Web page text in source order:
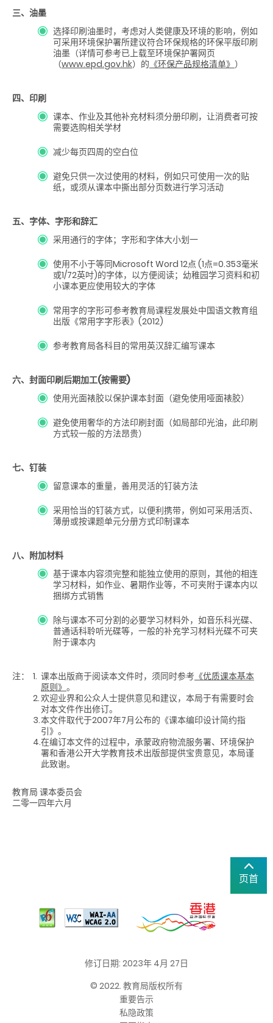
三、油墨
选择印刷油墨时，考虑对人类健康及环境的影响，例如
可采用环境保护署所建议符合环保规格的环保平版印刷
油墨（详情可参考已上载至环境保护署网页
（www.epd.gov.hk）的 《环保产品规格清单》 ）
四、印刷
课本、作业及其他补充材料须分册印刷，让消费者可按
需要选购相关学材
减少每页四周的空白位
避免只供一次过使用的材料，例如只可使用一次的贴
纸，或须从课本中撕出部分页数进行学习活动
五、字体、字形和辞汇
采用通行的字体；字形和字体大小划一
使用不小于等同Microsoft Word 12点 (1点=0.353毫米
或1/72英吋)的字体，以方便阅读；幼稚园学习资料和初
小课本更应使用较大的字体
常用字的字形可参考教育局课程发展处中国语文教育组
出版《常用字字形表》(2012)
参考教育局各科目的常用英汉辞汇编写课本
六、封面印刷后期加工(按需要)
使用光面裱胶以保护课本封面（避免使用哑面裱胶）
避免使用奢华的方法印刷封面（如局部印光油，此印刷
方式较一般的方法昂贵）
七、钉装
留意课本的重量，善用灵活的钉装方法
采用恰当的钉装方式，以便利携带，例如可采用活页、
薄册或按课题单元分册方式印制课本
八、附加材料
基于课本内容须完整和能独立使用的原则，其他的相连
学习材料，如作业、暑期作业等，不可夹附于课本内以
捆绑方式销售
除与课本不可分割的必要学习材料外，如音乐科光碟、
普通话科聆听光碟等，一般的补充学习材料光碟不可夹
附于课本内
注： 1. 课本出版商于阅读本文件时，须同时参考 《优质课本基本
原则》 。
2.欢迎业界和公众人士提供意见和建议，本局于有需要时会
对本文件作出修订。
3.本文件取代于2007年7月公布的《课本编印设计简约指
引》。
4.在编订本文件的过程中，承蒙政府物流服务署、环境保护
署和香港公开大学教育技术出版部提供宝贵意见，本局谨
此致谢。
教育局 课本委员会
二零一四年六月
页首
修订日期: 2023年 4月 27日
© 2022. 教育局版权所有
重要告示
私隐政策